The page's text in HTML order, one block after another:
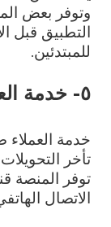
وتوفر بعض
التطبيق قبل
للمبتدئين.
٥- خدمة العملاء والسمعة
خدمة
تأخر
توفر المنصة
الاتصال